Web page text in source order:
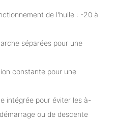
de l'huile : -20 à
séparées pour une
constante pour une
intégrée pour éviter les à-
ou de descente